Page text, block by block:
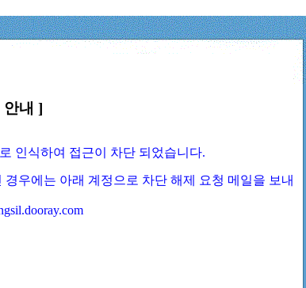
안내 ]
인식하여 접근이 차단 되었습니다.
우에는 아래 계정으로 차단 해제 요청 메일을 보내